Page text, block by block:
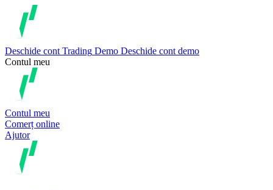
Deschide cont Trading Demo Deschide cont demo
Contul meu
Contul meu
Comerț online
Ajutor